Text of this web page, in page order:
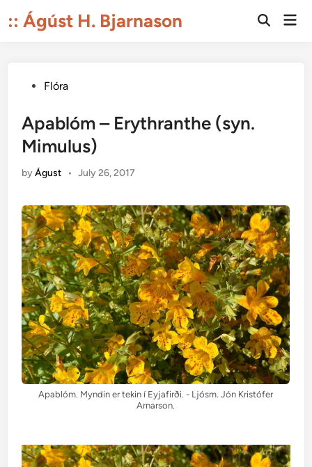
to:: Ágúst H. Bjarnason
Open
PostedFlóra
Apablóm – Erythranthe (syn.
Mimulus)
byÁgust • July 26, 2017
Apablóm. Myndin er tekin í Eyjafirði. - Ljósm. Jón Kristófer
Arnarson.